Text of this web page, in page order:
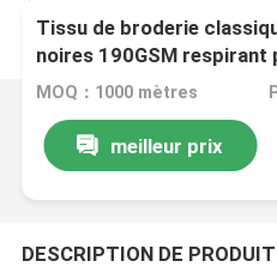
Tissu de broderie
noires 190GSM
MOQ：1000 mètres
meilleur prix
DESCRIPTION DE PRODUIT